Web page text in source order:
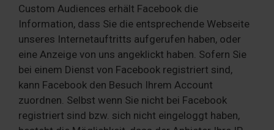
Custom Audiences erhält Facebook die
Information, dass Sie die entsprechende Webseite
unseres Internetauftritts aufgerufen haben, oder
eine Anzeige von uns angeklickt haben. Sofern Sie
bei einem Dienst von Facebook registriert sind,
kann Facebook den Besuch Ihrem Account
zuordnen. Selbst wenn Sie nicht bei Facebook
registriert sind bzw. sich nicht eingeloggt haben,